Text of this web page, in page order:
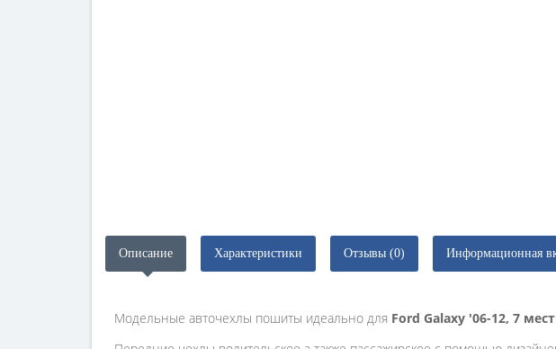
Описание Характеристики Отзывы (0) Информационная
Модельные авточехлы пошиты идеально для Ford Galaxy '06-12, 7